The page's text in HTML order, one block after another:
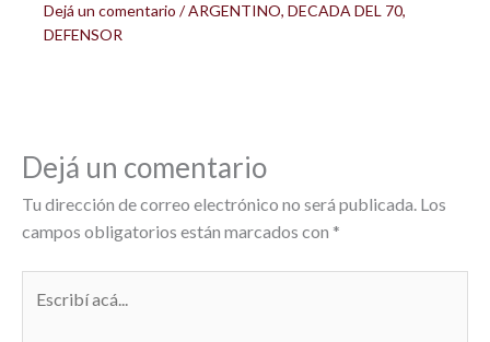
Dejá un comentario /ARGENTINO, DECADA DEL 70,
DEFENSOR
Dejá un comentario
Tu dirección de correo electrónico no será publicada. Los
campos obligatorios están marcados con *
acá...